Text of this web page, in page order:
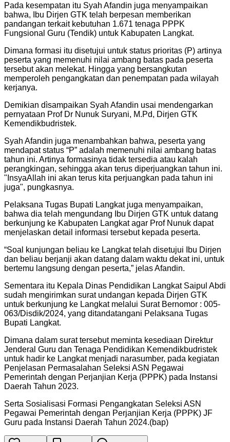
Pada kesempatan itu Syah Afandin juga menyampaikan
bahwa, Ibu Dirjen GTK telah berpesan memberikan
pandangan terkait kebutuhan 1.671 tenaga PPPK
Fungsional Guru (Tendik) untuk Kabupaten Langkat.
Dimana formasi itu disetujui untuk status prioritas (P) artinya
peserta yang memenuhi nilai ambang batas pada peserta
tersebut akan melekat. Hingga yang bersangkutan
memperoleh pengangkatan dan penempatan pada wilayah
kerjanya.
Demikian dìsampaikan Syah Afandin usai mendengarkan
pernyataan Prof Dr Nunuk Suryani, M.Pd, Dirjen GTK
Kemendikbudristek.
Syah Afandin juga menambahkan bahwa, peserta yang
mendapat status “P” adalah memenuhi nilai ambang batas
tahun ini. Artinya formasinya tidak tersedia atau kalah
perangkingan, sehingga akan terus diperjuangkan tahun ini.
"InsyaAllah ini akan terus kita perjuangkan pada tahun ini
juga", pungkasnya.
Pelaksana Tugas Bupati Langkat juga menyampaikan,
bahwa dia telah mengundang Ibu Dirjen GTK untuk datang
berkunjung ke Kabupaten Langkat agar Prof Nunuk dapat
menjelaskan detail informasi tersebut kepada peserta.
“Soal kunjungan beliau ke Langkat telah disetujui Ibu Dirjen
dan beliau berjanji akan datang dalam waktu dekat ini, untuk
bertemu langsung dengan peserta,” jelas Afandin.
Sementara itu Kepala Dinas Pendidikan Langkat Saipul Abdi
sudah mengirimkan surat undangan kepada Dirjen GTK
untuk berkunjung ke Langkat melalui Surat Bernomor : 005-
063/Disdik/2024, yang ditandatangani Pelaksana Tugas
Bupati Langkat.
Dimana dalam surat tersebut meminta kesediaan Direktur
Jenderal Guru dan Tenaga Pendidikan Kemendikbudristek
untuk hadir ke Langkat menjadi narasumber, pada kegiatan
Penjelasan Permasalahan Seleksi ASN Pegawai
Pemerintah dengan Perjanjian Kerja (PPPK) pada Instansi
Daerah Tahun 2023.
Serta Sosialisasi Formasi Pengangkatan Seleksi ASN
Pegawai Pemerintah dengan Perjanjian Kerja (PPPK) JF
Guru pada Instansi Daerah Tahun 2024.(bap)